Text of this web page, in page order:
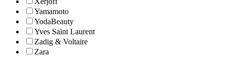
Yamamoto
YodaBeauty
Yves Saint Laurent
Zadig & Voltaire
Zara